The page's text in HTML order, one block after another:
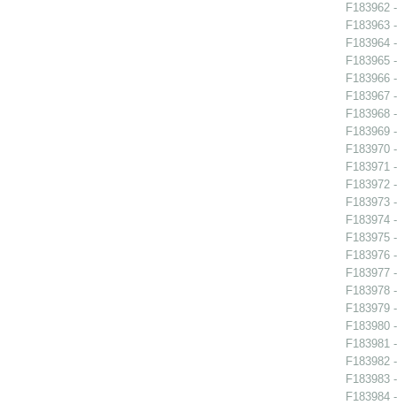
F183962
F183963
F183964
F183965
F183966
F183967
F183968
F183969
F183970
F183971
F183972
F183973
F183974
F183975
F183976
F183977
F183978
F183979
F183980
F183981
F183982
F183983
F183984